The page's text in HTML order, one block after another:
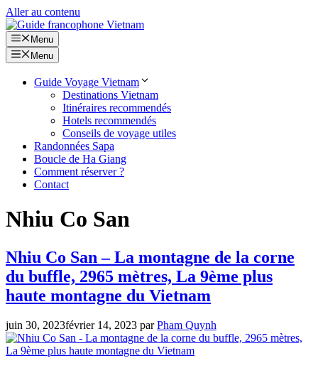
Aller au contenu
Menu
Menu
Guide Voyage Vietnam
Destinations Vietnam
Itinéraires recommendés
Hotels recommendés
Conseils de voyage utiles
Randonnées Sapa
Boucle de Ha Giang
Comment réserver ?
Contact
Nhiu Co San
Nhiu Co San – La montagne de la corne
du buffle, 2965 mètres, La 9ème plus
haute montagne du Vietnam
juin 30, 2023février 14, 2023 parPham Quynh